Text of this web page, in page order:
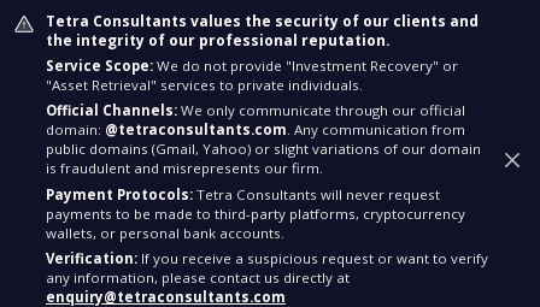
Tetra Consultants values the security of our clients and
the integrity of our professional reputation.
Service Scope: We do not provide "Investment Recovery" or
"Asset Retrieval" services to private individuals.
Official Channels: We only communicate through our official
domain: @tetraconsultants.com. Any communication from
public domains (Gmail, Yahoo) or slight variations of our domain
is fraudulent and misrepresents our firm.
Payment Protocols: Tetra Consultants will never request
payments to be made to third-party platforms, cryptocurrency
wallets, or personal bank accounts.
Verification: If you receive a suspicious request or want to verify
any information, please contact us directly at
enquiry@tetraconsultants.com